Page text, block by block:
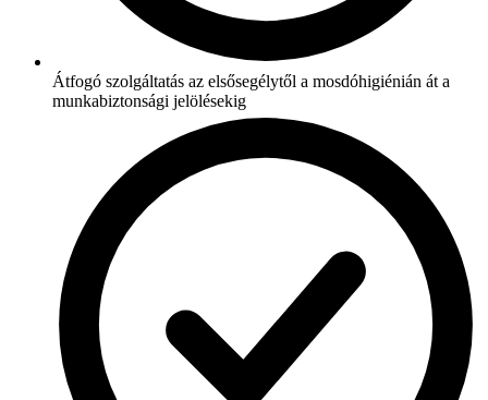
Átfogó szolgáltatás az elsősegélytől a mosdóhigiénián át a
munkabiztonsági jelölésekig